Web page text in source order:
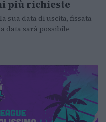
più richieste
sua data di uscita, fissata
data sarà possibile